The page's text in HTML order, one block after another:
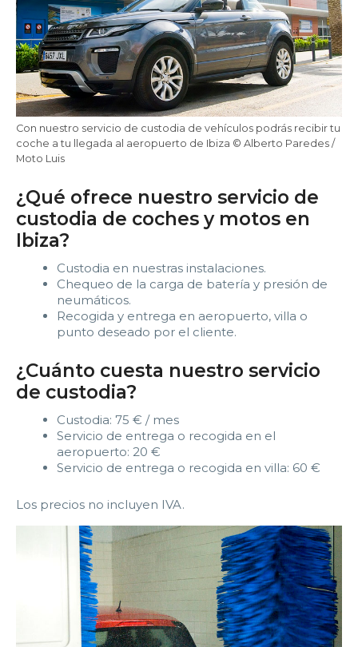
Con nuestro servicio de custodia de vehículos podrás recibir tu
coche a tu llegada al aeropuerto de Ibiza © Alberto Paredes /
Moto Luis
¿Qué ofrece nuestro servicio de
custodia de coches y motos en
Ibiza?
Custodia en nuestras instalaciones.
Chequeo de la carga de batería y presión de
neumáticos.
Recogida y entrega en aeropuerto, villa o
punto deseado por el cliente.
¿Cuánto cuesta nuestro servicio
de custodia?
Custodia: 75 € / mes
Servicio de entrega o recogida en el
aeropuerto: 20 €
Servicio de entrega o recogida en villa: 60 €
Los precios no incluyen IVA.
Promo code:
Reservar